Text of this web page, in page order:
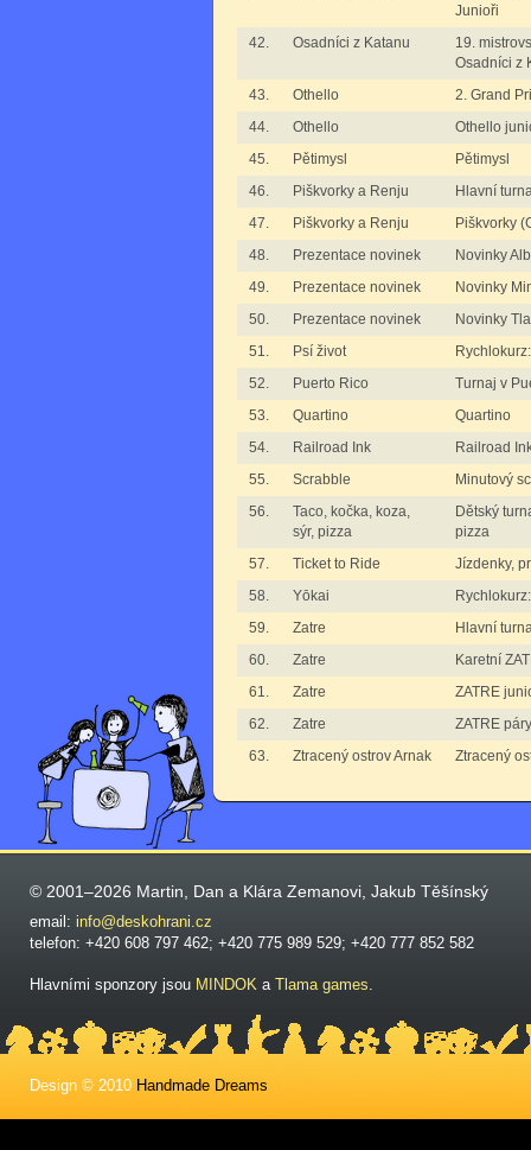
Junioři
42.
Osadníci z Katanu
19.
Osadníci z
43.
Othello
2. Grand
44.
Othello
Othello
45.
Pětimysl
Pětimysl
46.
Piškvorky a Renju
Hlavní
47.
Piškvorky a Renju
Piškvorky
48.
Prezentace novinek
Novinky
49.
Prezentace novinek
Novinky
50.
Prezentace novinek
Novinky
51.
Psí život
52.
Puerto Rico
Turnaj v
53.
Quartino
Quartino
54.
Railroad Ink
Railroad
55.
Scrabble
Minutový
56.
Taco, kočka, koza,
sýr, pizza
Dětský
pizza
57.
Ticket to Ride
Jízdenky,
58.
Yōkai
59.
Zatre
Hlavní
60.
Zatre
Karetní
61.
Zatre
ZATRE
62.
Zatre
ZATRE páry
63.
Ztracený ostrov Arnak Ztracený
© 2001–2026 Martin, Dan a Klára Zemanovi, Jakub Těšínský
email: info@deskohrani.cz
telefon: +420 608 797 462; +420 775 989 529; +420 777 852 582
Hlavními sponzory jsou MINDOK a Tlama games.
Design © 2010 Handmade Dreams